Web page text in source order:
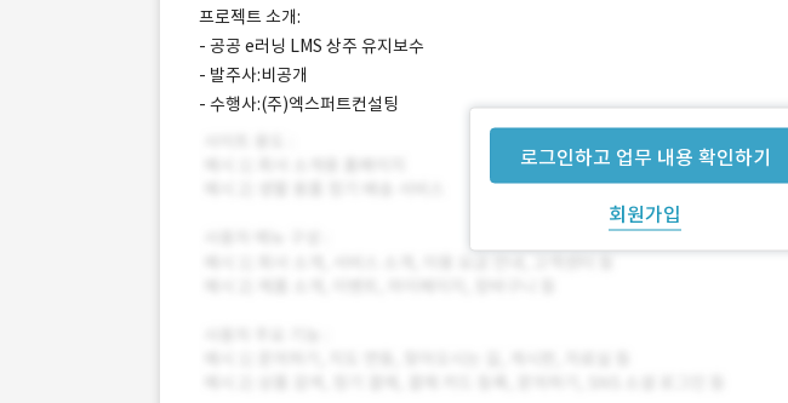
로그인하고 업무 내용 확인하기
회원가입
프로젝트 소개:
- 공공 e러닝 LMS 상주 유지보수
- 발주사:비공개
- 수행사:(주)엑스퍼트컨설팅